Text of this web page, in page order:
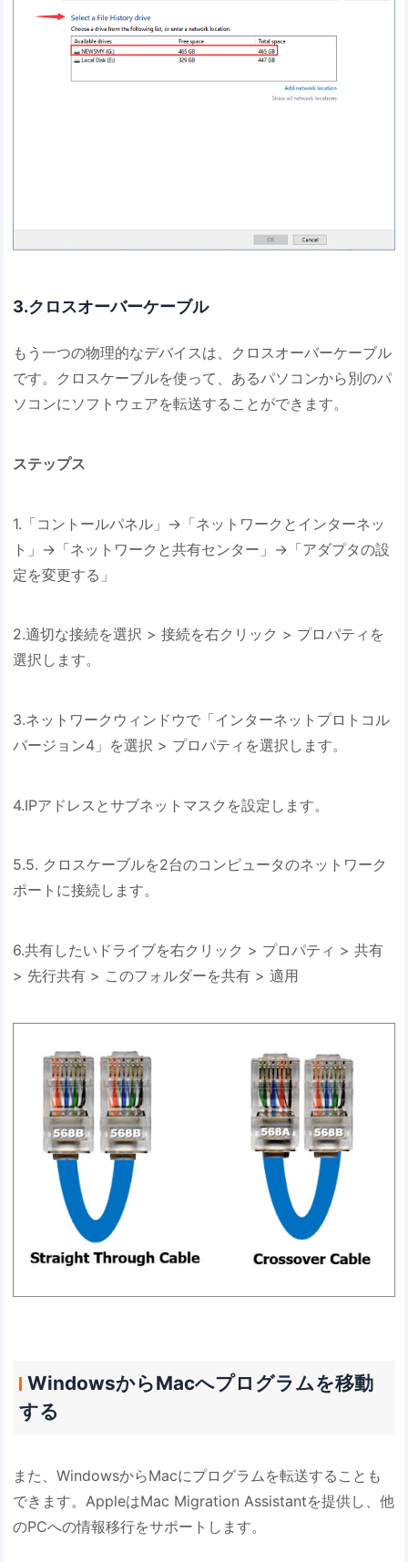
3.クロスオーバーケーブル
もう一つの物理的なデバイスは、クロスオーバーケーブル
です。クロスケーブルを使って、あるパソコンから別のパ
ソコンにソフトウェアを転送することができます。
ステップス
1.「コントールパネル」→「ネットワークとインターネッ
ト」→「ネットワークと共有センター」→「アダプタの設
定を変更する」
2.適切な接続を選択 > 接続を右クリック > プロパティを
選択します。
3.ネットワークウィンドウで「インターネットプロトコル
バージョン4」を選択 > プロパティを選択します。
4.IPアドレスとサブネットマスクを設定します。
5.5. クロスケーブルを2台のコンピュータのネットワーク
ポートに接続します。
6.共有したいドライブを右クリック > プロパティ > 共有
> 先行共有 > このフォルダーを共有 > 適用
WindowsからMacへプログラムを移動
する
また、WindowsからMacにプログラムを転送することも
できます。AppleはMac Migration Assistantを提供し、他
のPCへの情報移行をサポートします。